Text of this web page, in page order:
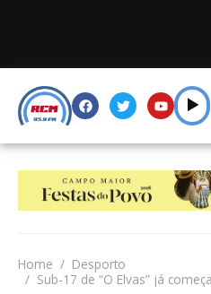
Home
Desporto
Sub-17 de “O Elvas” já